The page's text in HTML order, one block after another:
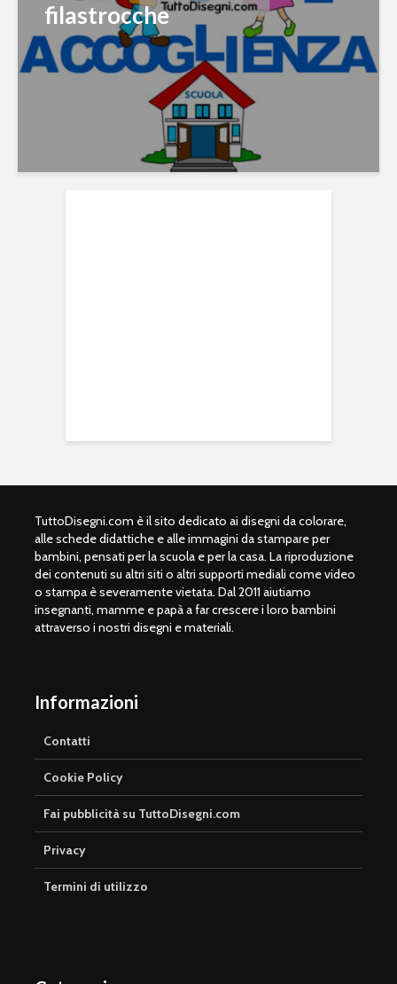
filastrocche
TuttoDisegni.com è il sito dedicato ai disegni da colorare,
alle schede didattiche e alle immagini da stampare per
bambini, pensati per la scuola e per la casa. La riproduzione
dei contenuti su altri siti o altri supporti mediali come video
o stampa è severamente vietata. Dal 2011 aiutiamo
insegnanti, mamme e papà a far crescere i loro bambini
attraverso i nostri disegni e materiali.
Informazioni
Contatti
Cookie Policy
Fai pubblicità su TuttoDisegni.com
Privacy
Termini di utilizzo